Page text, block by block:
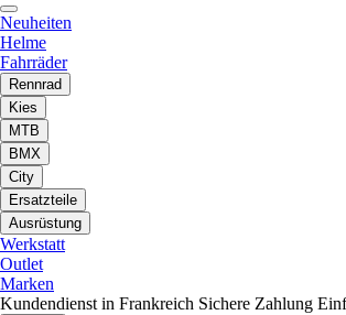
Neuheiten
Helme
Fahrräder
Rennrad
Kies
MTB
BMX
City
Ersatzteile
Ausrüstung
Werkstatt
Outlet
Marken
Kundendienst in Frankreich Sichere Zahlung